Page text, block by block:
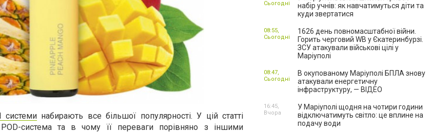
системинабирають все більшої популярності. У цій статті
система та в чому її переваги порівняно з іншими
набір учнів: як навчатимуться діти та
куди звертатися
Сьогодні
1626 день повномасштабної війни.
Горить черговий WB у Єкатеринбурзі.
ЗСУ атакували військові цілі у
Маріуполі
08:55,
Сьогодні
В окупованому Маріуполі БПЛА знову
атакували енергетичну
інфраструктуру, — ВІДЕО
08:47,
Сьогодні
У Маріуполі щодня на чотири години
відключатимуть світло: це вплине на
подачу води
16:45,
Вчора